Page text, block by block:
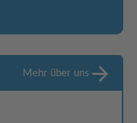
Mehr über uns